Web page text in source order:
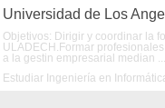
Universidad de Los
Objetivos: Dirigir y coordinar la
ULADECH.Formar
a la gestin empresarial median ...
Estudiar Ingeniería en